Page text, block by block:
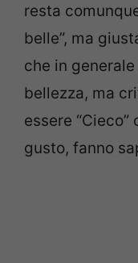
resta
belle”, ma
che in
bellezza, ma
essere
gusto, fanno